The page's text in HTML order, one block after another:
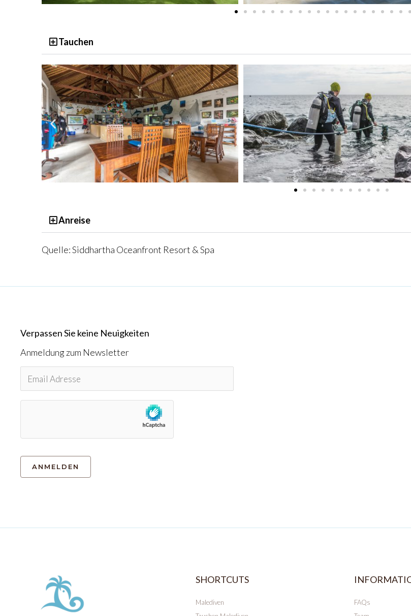
Tauchen
Anreise
Quelle: Siddhartha Oceanfront Resort & Spa
Verpassen Sie keine Neuigkeiten
Anmeldung zum Newsletter
SHORTCUTS
Malediven
FAQs